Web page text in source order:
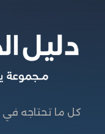
كل ما تحتاجه في